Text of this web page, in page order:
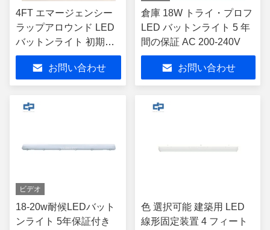
4FT エマージェンシー
ラップアロウンド LED
バットンライト 初期持
続時間90分
お問い合わせ
倉庫 18W トライ・プロフ
LED バットンライト 5 年
間の保証 AC 200-240V
お問い合わせ
ビデオ
18-20w耐候LEDバット
ンライト 5年保証付き
色 選択可能 建築用 LED
線形固定装置 4 フィート